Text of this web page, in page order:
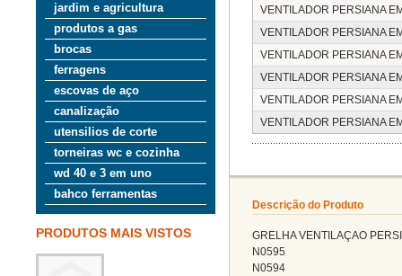
jardim e agricultura
produtos a gas
brocas
ferragens
escovas de aço
canalização
utensilios de corte
torneiras wc e cozinha
wd 40 e 3 em uno
bahco ferramentas
PRODUTOS MAIS VISTOS
VENTILADOR PERSIANA
VENTILADOR PERSIANA
VENTILADOR PERSIANA
VENTILADOR PERSIANA
VENTILADOR PERSIANA
VENTILADOR PERSIANA
Descrição do Produto
GRELHA VENTILAÇAO
N0595
N0594